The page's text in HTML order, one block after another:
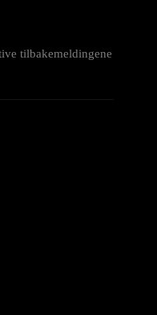
tilbakemeldingene